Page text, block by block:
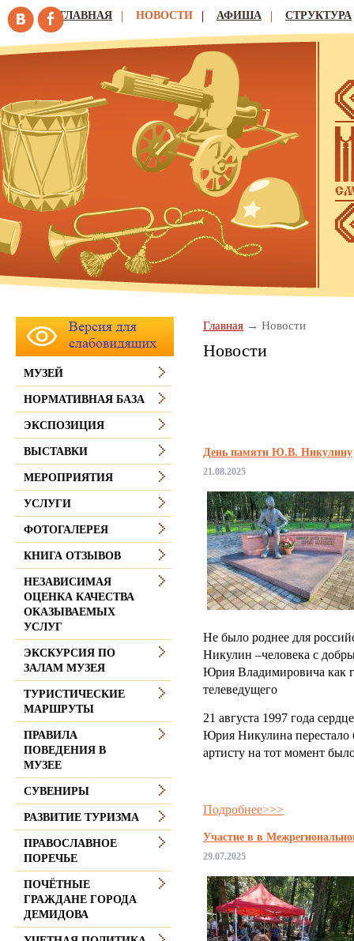
ГЛАВНАЯ НОВОСТИ АФИША СТРУКТУРА
Главная Новости
Новости
День памяти Ю.В. Никулину
21.08.2025
Не было роднее для
Никулин –человека с
Юрия Владимировича как
телеведущего
21 августа 1997 года
Юрия Никулина перестало
артисту на тот момент
Подробнее>>>
Участие в в
29.07.2025
МУЗЕЙ
НОРМАТИВНАЯ БАЗА
ЭКСПОЗИЦИЯ
ВЫСТАВКИ
МЕРОПРИЯТИЯ
УСЛУГИ
ФОТОГАЛЕРЕЯ
КНИГА ОТЗЫВОВ
НЕЗАВИСИМАЯ
ОЦЕНКА КАЧЕСТВА
ОКАЗЫВАЕМЫХ
УСЛУГ
ЭКСКУРСИЯ ПО
ЗАЛАМ МУЗЕЯ
ТУРИСТИЧЕСКИЕ
МАРШРУТЫ
ПРАВИЛА
ПОВЕДЕНИЯ В
МУЗЕЕ
СУВЕНИРЫ
РАЗВИТИЕ ТУРИЗМА
ПРАВОСЛАВНОЕ
ПОРЕЧЬЕ
ПОЧЁТНЫЕ
ГРАЖДАНЕ ГОРОДА
ДЕМИДОВА